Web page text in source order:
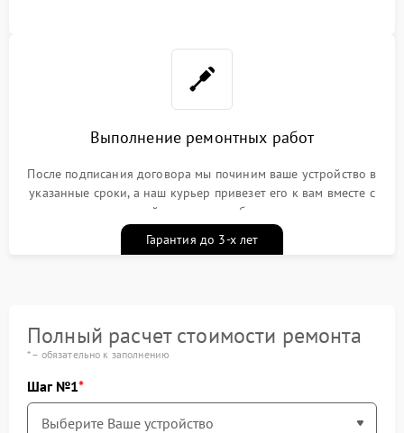
Выполнение ремонтных работ
После подписания договора мы починим ваше устройство в
указанные сроки, а наш курьер привезет его к вам вместе с
гарантийным талоном бесплатно
Гарантия до 3-х лет
Полный расчет стоимости ремонта
* – обязательно к заполнению
Шаг №1